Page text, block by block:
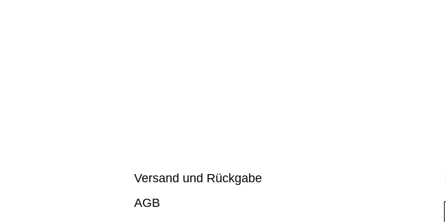
Versand und Rückgabe
AGB